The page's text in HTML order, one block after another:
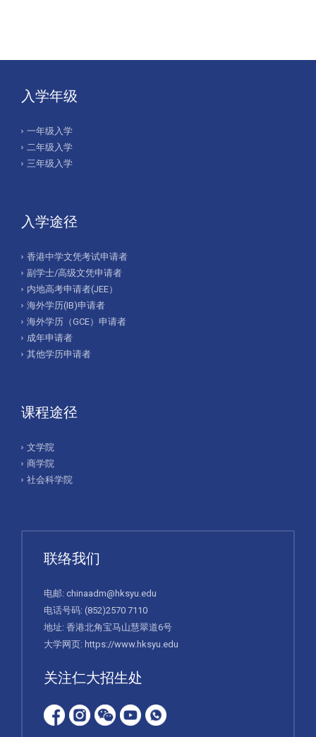
入学年级
一年级入学
二年级入学
三年级入学
入学途径
香港中学文凭考试申请者
副学士/高级文凭申请者
内地高考申请者(JEE）
海外学历(IB)申请者
海外学历（GCE）申请者
成年申请者
其他学历申请者
课程途径
文学院
商学院
社会科学院
联络我们
电邮: chinaadm@hksyu.edu
电话号码: (852)2570 7110
地址: 香港北角宝马山慧翠道6号
大学网页: https://www.hksyu.edu
关注仁大招生处